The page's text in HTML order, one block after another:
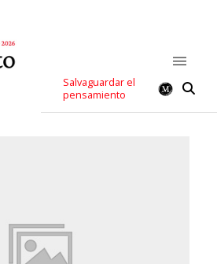
Salvaguardar el
pensamiento